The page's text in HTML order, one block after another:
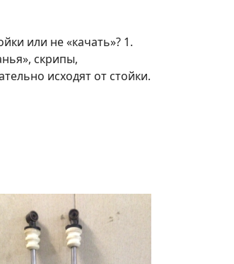
или не «качать»? 1.
скрипы,
исходят от стойки.